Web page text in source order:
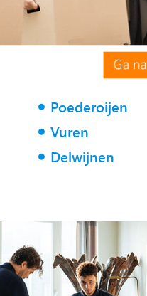
Poederoijen
Vuren
Delwijnen